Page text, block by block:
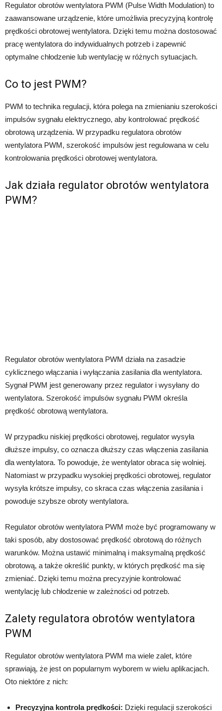
Regulator obrotów wentylatora PWM (Pulse Width Modulation) to
zaawansowane urządzenie, które umożliwia precyzyjną kontrolę
prędkości obrotowej wentylatora. Dzięki temu można dostosować
pracę wentylatora do indywidualnych potrzeb i zapewnić
optymalne chłodzenie lub wentylację w różnych sytuacjach.
Co to jest PWM?
PWM to technika regulacji, która polega na zmienianiu szerokości
impulsów sygnału elektrycznego, aby kontrolować prędkość
obrotową urządzenia. W przypadku regulatora obrotów
wentylatora PWM, szerokość impulsów jest regulowana w celu
kontrolowania prędkości obrotowej wentylatora.
Jak działa regulator obrotów wentylatora
PWM?
Regulator obrotów wentylatora PWM działa na zasadzie
cyklicznego włączania i wyłączania zasilania dla wentylatora.
Sygnał PWM jest generowany przez regulator i wysyłany do
wentylatora. Szerokość impulsów sygnału PWM określa
prędkość obrotową wentylatora.
W przypadku niskiej prędkości obrotowej, regulator wysyła
dłuższe impulsy, co oznacza dłuższy czas włączenia zasilania
dla wentylatora. To powoduje, że wentylator obraca się wolniej.
Natomiast w przypadku wysokiej prędkości obrotowej, regulator
wysyła krótsze impulsy, co skraca czas włączenia zasilania i
powoduje szybsze obroty wentylatora.
Regulator obrotów wentylatora PWM może być programowany w
taki sposób, aby dostosować prędkość obrotową do różnych
warunków. Można ustawić minimalną i maksymalną prędkość
obrotową, a także określić punkty, w których prędkość ma się
zmieniać. Dzięki temu można precyzyjnie kontrolować
wentylację lub chłodzenie w zależności od potrzeb.
Zalety regulatora obrotów wentylatora
PWM
Regulator obrotów wentylatora PWM ma wiele zalet, które
sprawiają, że jest on popularnym wyborem w wielu aplikacjach.
Oto niektóre z nich:
Precyzyjna kontrola prędkości: Dzięki regulacji szerokości